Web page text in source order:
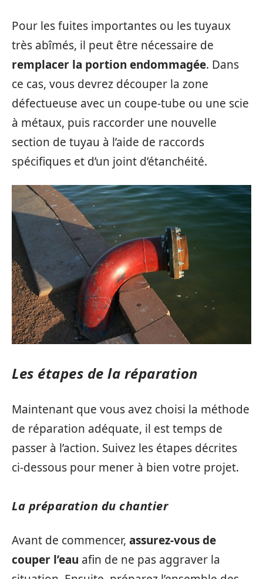
Pour les fuites importantes ou les tuyaux
très abîmés, il peut être nécessaire de
remplacer la portion endommagée. Dans
ce cas, vous devrez découper la zone
défectueuse avec un coupe-tube ou une scie
à métaux, puis raccorder une nouvelle
section de tuyau à l’aide de raccords
spécifiques et d’un joint d’étanchéité.
Les étapes de la réparation
Maintenant que vous avez choisi la méthode
de réparation adéquate, il est temps de
passer à l’action. Suivez les étapes décrites
ci-dessous pour mener à bien votre projet.
La préparation du chantier
Avant de commencer, assurez-vous de
couper l’eau afin de ne pas aggraver la